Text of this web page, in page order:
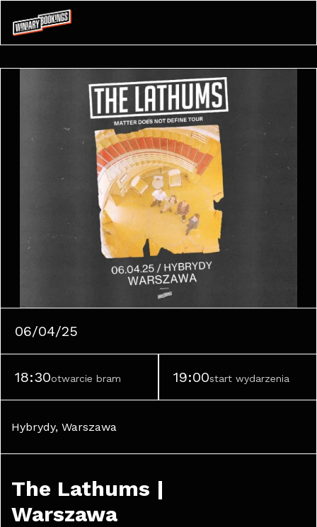
06/04/25
18:30otwarcie bram 19:00start wydarzenia
Hybrydy, Warszawa
The Lathums |
Warszawa